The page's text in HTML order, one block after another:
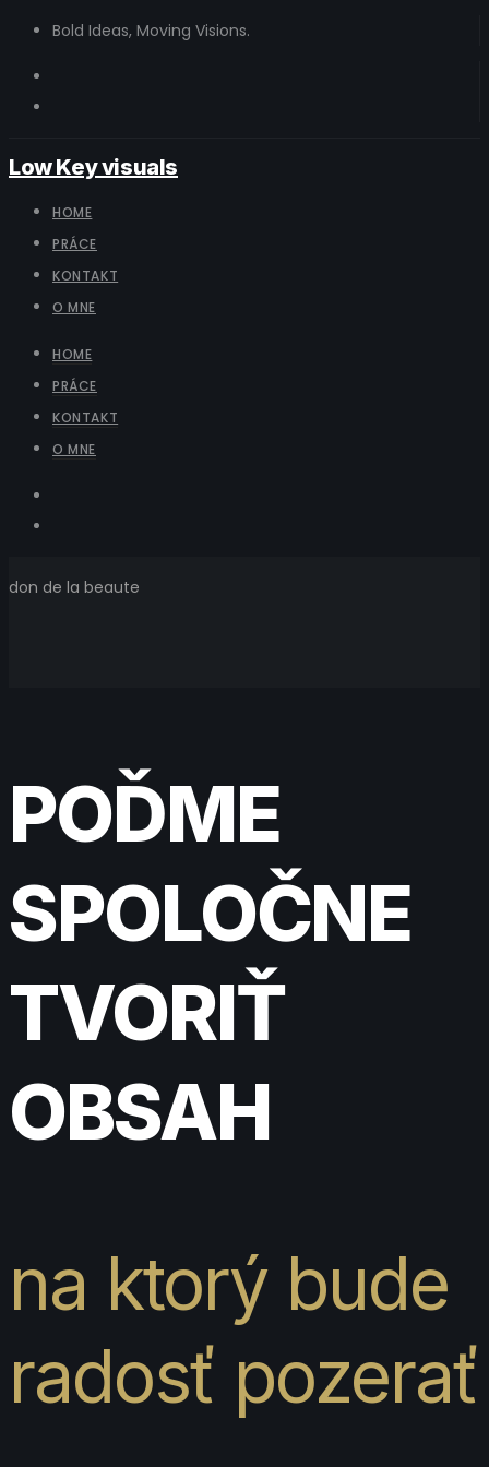
Bold Ideas, Moving Visions.
Low Key visuals
HOME
PRÁCE
KONTAKT
O MNE
HOME
PRÁCE
KONTAKT
O MNE
don de la beaute
POĎME
SPOLOČNE
TVORIŤ
OBSAH
na ktorý bude
radosť pozerať